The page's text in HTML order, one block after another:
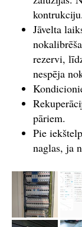
kontrukciju.
Jāvelta
rezervi,
nespēja
pāriem.
Pie
naglas, ja